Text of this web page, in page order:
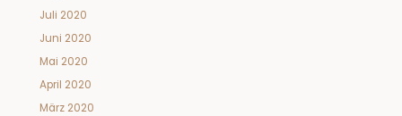
Juli 2020
Juni 2020
Mai 2020
April 2020
März 2020